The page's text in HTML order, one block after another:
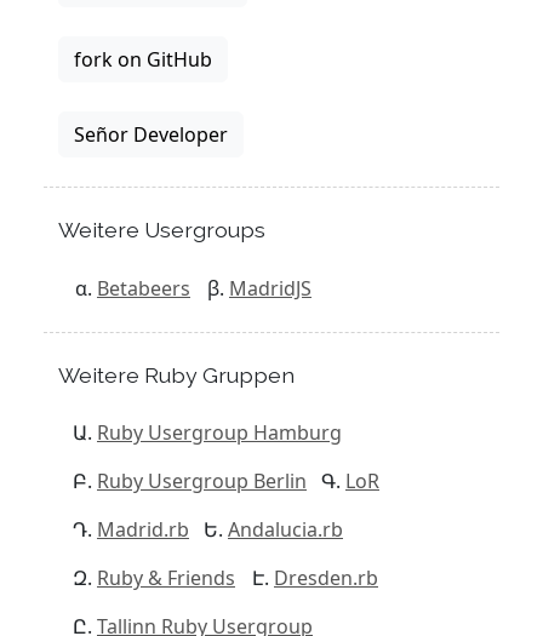
fork on GitHub
Señor Developer
Weitere Usergroups
Betabeers MadridJS
Weitere Ruby Gruppen
Ruby Usergroup Hamburg
Ruby Usergroup Berlin
LoR
Madrid.rb
Andalucia.rb
Ruby & Friends
Dresden.rb
Tallinn Ruby Usergroup